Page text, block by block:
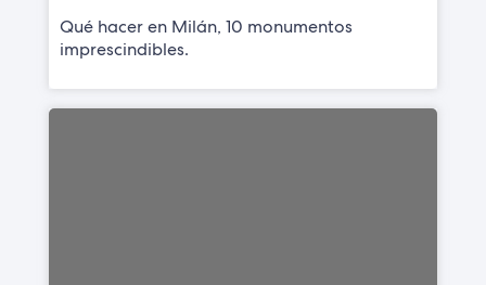
Qué hacer en Milán, 10 monumentos
imprescindibles.